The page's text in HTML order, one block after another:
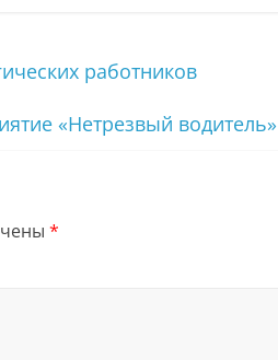
работников
«Нетрезвый водитель»
*